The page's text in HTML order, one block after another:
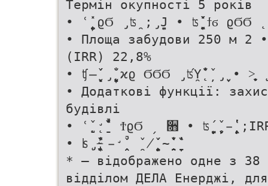
Термін окупності 5 років
• ʿ̨̯̱̙̦̞̭̯̽ ϱϬ ̡ʦ̯ ;̡̪̞Ϳ • ʦ̬̯̞̭̯̌̽ ϯϭ
• Площа забудови 250 м 2
(IRR) 22,8%
• ʧ̶̖̦̖̬̞̌́ ̡̨̖̣̖̯̬̖̦̖̬̞̟̐ ϰϱ ϬϬϬ ̡ʦ̯Ύ̨̐̔ ̦̌ ̡̬̞ •
• Додаткові функції:
будівлі
• ʿ̨̣̺̌ ̨̛̱̌̍̔̏̚ ϮϱϬ ˏ ૛ • ʦ̦̱̯̬̞̹̦́
• ʪ̨̡̨̯̞̔̌̏ ̴̶̡̱̦̞̟͗ ̵̛̭̯̌̚ ̯̌ ̸̨̭̱̭̦̖̦̦̌́ ̴̭̱̌̌̔ ̱̞̣̞̍̔̏
* – відображено одне з 38
відділом ДЕЛА Енерджі,